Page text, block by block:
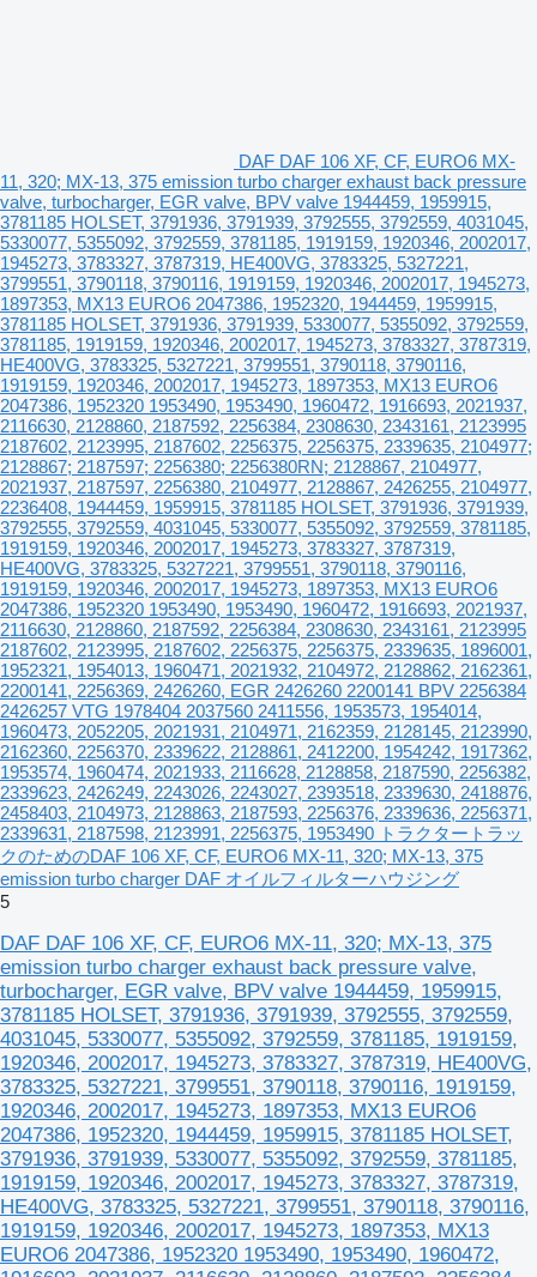
DAF DAF 106 XF, CF, EURO6 MX-
11, 320; MX-13, 375 emission turbo charger exhaust back pressure
valve, turbocharger, EGR valve, BPV valve 1944459, 1959915,
3781185 HOLSET, 3791936, 3791939, 3792555, 3792559, 4031045,
5330077, 5355092, 3792559, 3781185, 1919159, 1920346, 2002017,
1945273, 3783327, 3787319, HE400VG, 3783325, 5327221,
3799551, 3790118, 3790116, 1919159, 1920346, 2002017, 1945273,
1897353, MX13 EURO6 2047386, 1952320, 1944459, 1959915,
3781185 HOLSET, 3791936, 3791939, 5330077, 5355092, 3792559,
3781185, 1919159, 1920346, 2002017, 1945273, 3783327, 3787319,
HE400VG, 3783325, 5327221, 3799551, 3790118, 3790116,
1919159, 1920346, 2002017, 1945273, 1897353, MX13 EURO6
2047386, 1952320 1953490, 1953490, 1960472, 1916693, 2021937,
2116630, 2128860, 2187592, 2256384, 2308630, 2343161, 2123995
2187602, 2123995, 2187602, 2256375, 2256375, 2339635, 2104977;
2128867; 2187597; 2256380; 2256380RN; 2128867, 2104977,
2021937, 2187597, 2256380, 2104977, 2128867, 2426255, 2104977,
2236408, 1944459, 1959915, 3781185 HOLSET, 3791936, 3791939,
3792555, 3792559, 4031045, 5330077, 5355092, 3792559, 3781185,
1919159, 1920346, 2002017, 1945273, 3783327, 3787319,
HE400VG, 3783325, 5327221, 3799551, 3790118, 3790116,
1919159, 1920346, 2002017, 1945273, 1897353, MX13 EURO6
2047386, 1952320 1953490, 1953490, 1960472, 1916693, 2021937,
2116630, 2128860, 2187592, 2256384, 2308630, 2343161, 2123995
2187602, 2123995, 2187602, 2256375, 2256375, 2339635, 1896001,
1952321, 1954013, 1960471, 2021932, 2104972, 2128862, 2162361,
2200141, 2256369, 2426260, EGR 2426260 2200141 BPV 2256384
2426257 VTG 1978404 2037560 2411556, 1953573, 1954014,
1960473, 2052205, 2021931, 2104971, 2162359, 2128145, 2123990,
2162360, 2256370, 2339622, 2128861, 2412200, 1954242, 1917362,
1953574, 1960474, 2021933, 2116628, 2128858, 2187590, 2256382,
2339623, 2426249, 2243026, 2243027, 2393518, 2339630, 2418876,
2458403, 2104973, 2128863, 2187593, 2256376, 2339636, 2256371,
2339631, 2187598, 2123991, 2256375, 1953490 トラクタートラッ
クのためのDAF 106 XF, CF, EURO6 MX-11, 320; MX-13, 375
emission turbo charger DAF オイルフィルターハウジング
5
DAF DAF 106 XF, CF, EURO6 MX-11, 320; MX-13, 375
emission turbo charger exhaust back pressure valve,
turbocharger, EGR valve, BPV valve 1944459, 1959915,
3781185 HOLSET, 3791936, 3791939, 3792555, 3792559,
4031045, 5330077, 5355092, 3792559, 3781185, 1919159,
1920346, 2002017, 1945273, 3783327, 3787319, HE400VG,
3783325, 5327221, 3799551, 3790118, 3790116, 1919159,
1920346, 2002017, 1945273, 1897353, MX13 EURO6
2047386, 1952320, 1944459, 1959915, 3781185 HOLSET,
3791936, 3791939, 5330077, 5355092, 3792559, 3781185,
1919159, 1920346, 2002017, 1945273, 3783327, 3787319,
HE400VG, 3783325, 5327221, 3799551, 3790118, 3790116,
1919159, 1920346, 2002017, 1945273, 1897353, MX13
EURO6 2047386, 1952320 1953490, 1953490, 1960472,